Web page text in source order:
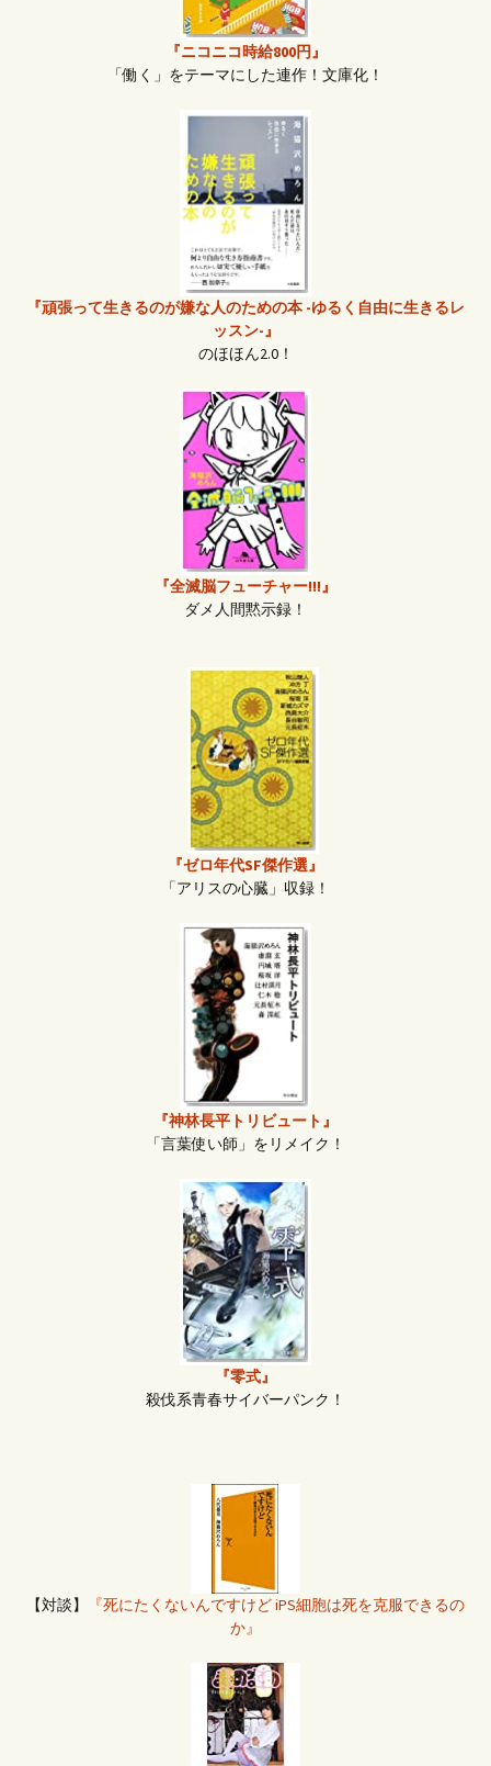
『ニコニコ時給800円』
「働く」をテーマにした連作！文庫化！
『頑張って生きるのが嫌な人のための本 -ゆるく自由に生きるレ
ッスン-』
のほほん2.0！
『全滅脳フューチャー!!!』
ダメ人間黙示録！
『ゼロ年代SF傑作選』
「アリスの心臓」収録！
『神林長平トリビュート』
「言葉使い師」をリメイク！
『零式』
殺伐系青春サイバーパンク！
【対談】
『死にたくないんですけど iPS細胞は死を克服できるの
か』